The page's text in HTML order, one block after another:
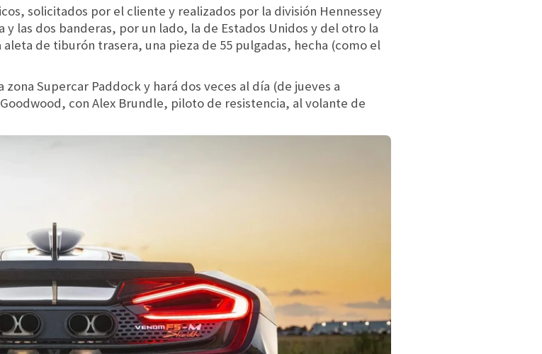
solicitados por el cliente y realizados por la división Hennessey
las dos banderas, por un lado, la de Estados Unidos y del otro la
de tiburón trasera, una pieza de 55 pulgadas, hecha (como el
Supercar Paddock y hará dos veces al día (de jueves a
con Alex Brundle, piloto de resistencia, al volante de